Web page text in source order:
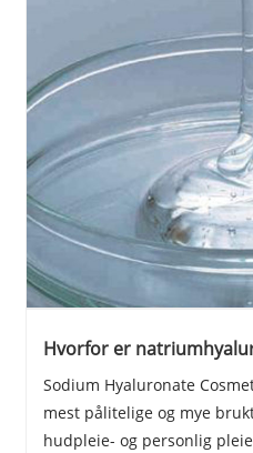
Hvorfor er
Sodium Hyaluronate
mest pålitelige og mye
hudpleie- og personlig